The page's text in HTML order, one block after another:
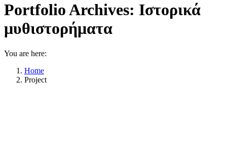
Portfolio Archives: Ιστορικά
μυθιστορήματα
You are here:
Home
Project